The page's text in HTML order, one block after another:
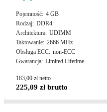
Pojemność 4 GB
Rodzaj DDR4
Architektura UDIMM
Taktowanie 2666 MHz
Obsługa ECC non-ECC
Gwarancja Limited Lifetime
183,00 zł netto
225,09 zł brutto